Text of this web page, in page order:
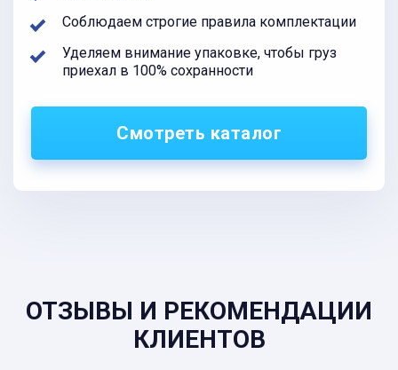
Соблюдаем строгие правила комплектации
Уделяем внимание упаковке, чтобы груз
приехал в 100% сохранности
Смотреть каталог
ОТЗЫВЫ И РЕКОМЕНДАЦИИ
КЛИЕНТОВ